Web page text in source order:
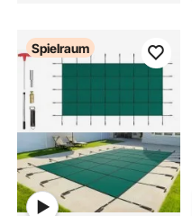
Spielraum